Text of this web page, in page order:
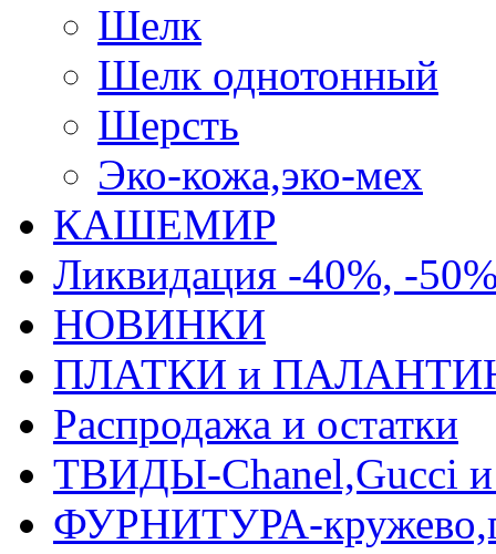
Шелк
Шелк однотонный
Шерсть
Эко-кожа,эко-мех
КАШЕМИР
Ликвидация -40%, -
НОВИНКИ
ПЛАТКИ и
Распродажа и остатки
ТВИДЫ-Сhanel,Gucci и
ФУРНИТУРА-